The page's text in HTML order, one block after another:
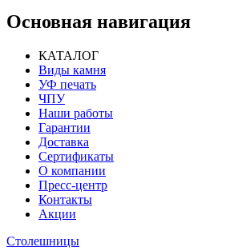
Основная навигация
КАТАЛОГ
Виды камня
УФ печать
ЧПУ
Наши работы
Гарантии
Доставка
Сертификаты
О компании
Пресс-центр
Контакты
Акции
Столешницы